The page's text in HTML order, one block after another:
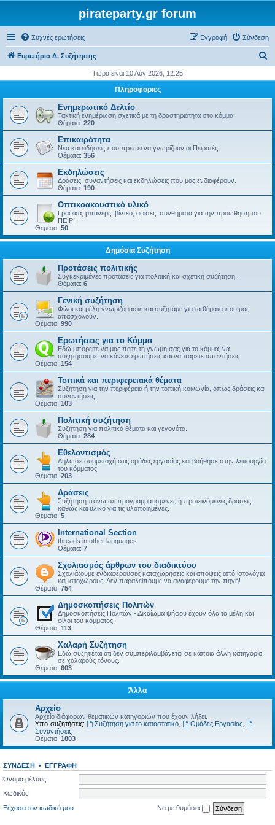
pirateparty.gr forum
Συχνές ερωτήσεις Σύνδεση
Εγγραφή
Ευρετήριο Δ. Συζήτησης
ζ
τ
Τώρα είναι 10 Αύγ 2026, 12:25
Πληροφοριες
Ενημερωτικό Δελτίο
Τακτική ενημέρωση σχετικά με τη δραστηριότητα στο κόμμα.
Θέματα: 220
Επικαιρότητα
Νέα και ειδήσεις που πρέπει να γνωρίζουν οι Πειρατές.
Θέματα: 356
Εκδηλώσεις
Δράσεις, συναντήσεις και εκδηλώσεις που μας ενδιαφέρουν.
Θέματα: 190
Οπτικοακουστικό υλικό
Γραφικά, μπάνερς, βίντεο, αφίσες, συνθήματα για την προώθηση του
ΠΕΙΡ!
Θέματα: 50
Δημόσια Συζήτηση
Προτάσεις πολιτικής
Συγκεκριμένες προτάσεις για πολιτική και σχετική συζήτηση.
Θέματα: 6
Γενική συζήτηση
Φίλοι και μέλη γνωριζόμαστε και συζητάμε για τα θέματα που μας
απασχολούν.
Θέματα: 990
Ερωτήσεις για το Κόμμα
Εδώ μπορείτε να μας πείτε τη γνώμη σας για το κόμμα, να
συζητήσουμε, να κάνετε ερωτήσεις και να πάρετε απαντήσεις.
Θέματα: 154
Τοπικά και περιφερειακά θέματα
Συζήτηση για την περιφέρεια ή την τοπική κοινωνία, όπως δράσεις και
συναντήσεις.
Θέματα: 103
Πολιτική συζήτηση
Συζήτηση για πολιτικά θέματα και γεγονότα.
Θέματα: 284
Εθελοντισμός
Δήλωσε συμμετοχή στις ομάδες εργασίας και βοήθησε στην λειτουργία
του κόμματος.
Θέματα: 203
Δράσεις
Συζήτηση πάνω σε προγραμματισμένες ή προτεινόμενες δράσεις,
καθώς και υλικό για τις υλοποιημένες.
Θέματα: 5
International Section
threads in other languages
Θέματα: 7
Σχολιασμός άρθρων του διαδικτύου
Σχολιάζουμε ενδιαφέρουσες καταχωρήσεις και απόψεις από ιστολόγια
και ιστοχώρους. Δεν παραλείπουμε να αναφέρουμε την πηγή!
Θέματα: 754
Δημοσκοπήσεις Πολιτών
Δημοσκοπήσεις Πολιτών - Δικαίωμα ψήφου έχουν όλα τα μέλη και
φίλοι του κόμματος.
Θέματα: 113
Χαλαρή Συζήτηση
Εδώ συζητιέται ότι δεν συμπεριλαμβάνεται σε κάποια άλλη κατηγορία,
σε χαλαρούς τόνους.
Θέματα: 603
Άλλα
Αρχείο
Αρχείο διάφορων θεματικών κατηγοριών που έχουν λήξει.
Υπο-συζητήσεις:
Συζήτηση για το καταστατικό, Ομάδες Εργασίας,
Συναντήσεις
Θέματα: 1803
ΣΎΝΔΕΣΗ • ΕΓΓΡΑΦΉ
Όνομα μέλους:
Κωδικός:
Ξέχασα τον κωδικό μου
Να με θυμάσαι